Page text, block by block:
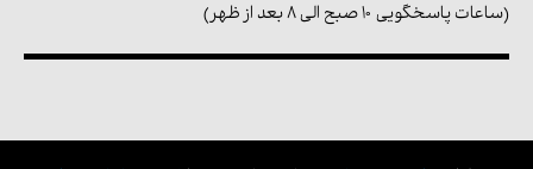
(ساعات پاسخگویی ۱۰ صبح الی ۸ بعد از ظهر)